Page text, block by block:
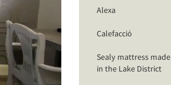
Alexa
Calefacció
Sealy mattress made
in the Lake District